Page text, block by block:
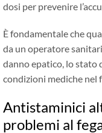
dosi per prevenire
È fondamentale che
da un operatore
danno epatico, lo stato
condizioni mediche nel
Antistaminici
problemi al